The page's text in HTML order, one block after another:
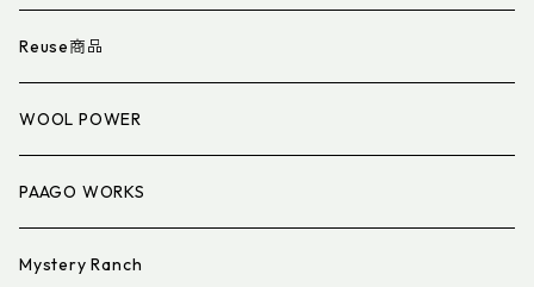
衣類小物
アイウェア
寝具小物
Reuse商品
WOOL POWER
PAAGO WORKS
Mystery Ranch